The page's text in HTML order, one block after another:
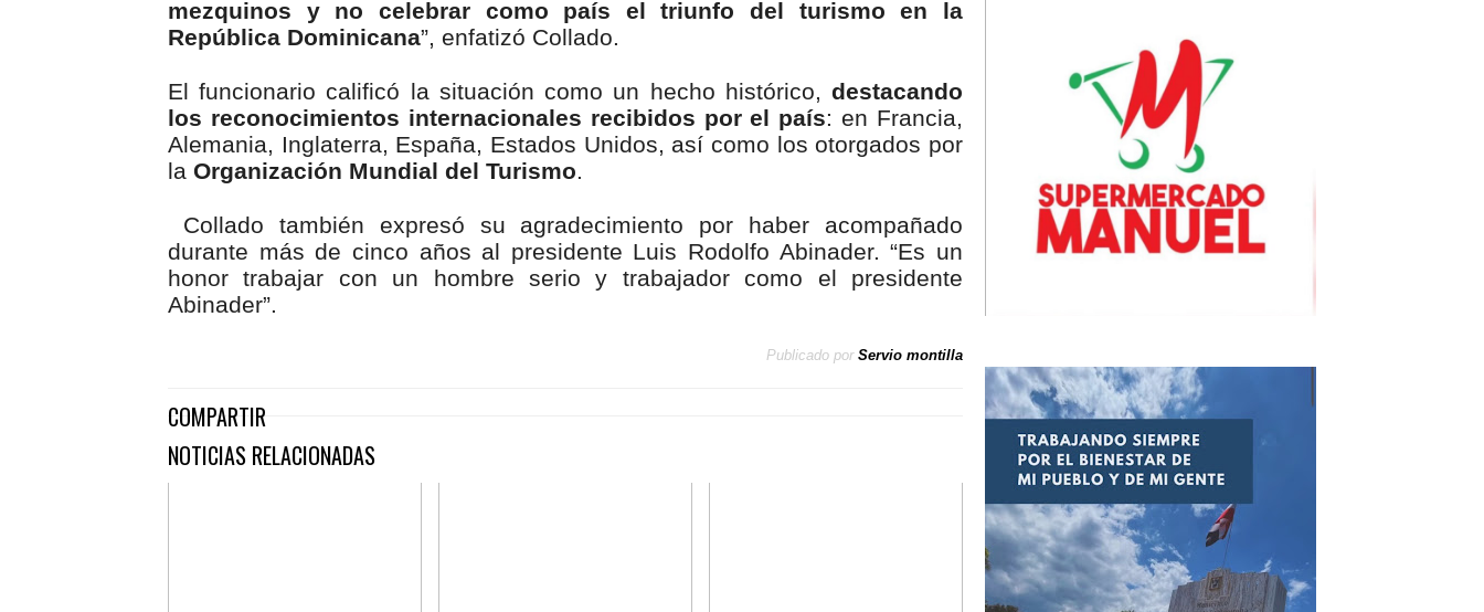
mezquinos y no celebrar como país el triunfo del turismo en la
República Dominicana”, enfatizó Collado.
El funcionario calificó la situación como un hecho histórico, destacando
los reconocimientos internacionales recibidos por el país: en Francia,
Alemania, Inglaterra, España, Estados Unidos, así como los otorgados por
la Organización Mundial del Turismo.
Collado también expresó su agradecimiento por haber acompañado
durante más de cinco años al presidente Luis Rodolfo Abinader. “Es un
honor trabajar con un hombre serio y trabajador como el presidente
Abinader”.
Publicado por Servio montilla
COMPARTIR
NOTICIAS RELACIONADAS